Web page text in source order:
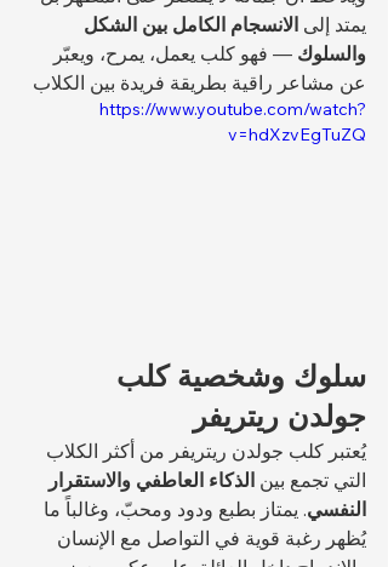
يمتد إلى الانسجام الكامل بين الشكل
والسلوك — فهو كلب يعمل، يمرح، ويعبّر
عن مشاعر راقية بطريقة فريدة بين الكلاب
https://www.youtube.com/watch?
v=hdXzvEgTuZQ
سلوك وشخصية كلب
جولدن ريتريفر
يُعتبر كلب جولدن ريتريفر من أكثر الكلاب
التي تجمع بين الذكاء العاطفي والاستقرار
النفسي. يمتاز بطبع ودود ومحبّ، وغالباً ما
يُظهر رغبة قوية في التواصل مع الإنسان